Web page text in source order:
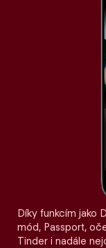
Díky funkcím jako
mód, Passport,
Tinder i nadále